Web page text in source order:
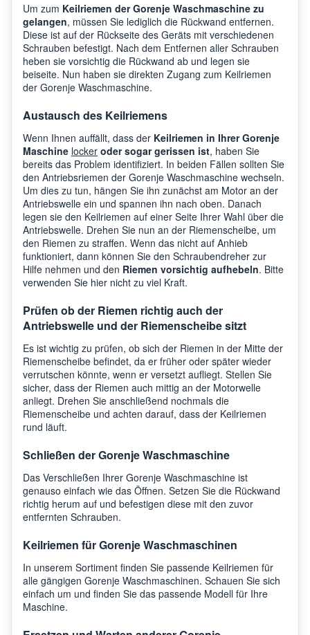
Um zum Keilriemen der Gorenje Waschmaschine zu
gelangen, müssen Sie lediglich die Rückwand entfernen.
Diese ist auf der Rückseite des Geräts mit verschiedenen
Schrauben befestigt. Nach dem Entfernen aller Schrauben
heben sie vorsichtig die Rückwand ab und legen sie
beiseite. Nun haben sie direkten Zugang zum Keilriemen
der Gorenje Waschmaschine.
Austausch des Keilriemens
Wenn Ihnen auffällt, dass der Keilriemen in Ihrer Gorenje
Maschine locker oder sogar gerissen ist, haben Sie
bereits das Problem identifiziert. In beiden Fällen sollten Sie
den Antriebsriemen der Gorenje Waschmaschine wechseln.
Um dies zu tun, hängen Sie ihn zunächst am Motor an der
Antriebswelle ein und spannen ihn nach oben. Danach
legen sie den Keilriemen auf einer Seite Ihrer Wahl über die
Antriebswelle. Drehen Sie nun an der Riemenscheibe, um
den Riemen zu straffen. Wenn das nicht auf Anhieb
funktioniert, dann können Sie den Schraubendreher zur
Hilfe nehmen und den Riemen vorsichtig aufhebeln. Bitte
verwenden Sie hier nicht zu viel Kraft.
Prüfen ob der Riemen richtig auch der
Antriebswelle und der Riemenscheibe sitzt
Es ist wichtig zu prüfen, ob sich der Riemen in der Mitte der
Riemenscheibe befindet, da er früher oder später wieder
verrutschen könnte, wenn er versetzt aufliegt. Stellen Sie
sicher, dass der Riemen auch mittig an der Motorwelle
anliegt. Drehen Sie anschließend nochmals die
Riemenscheibe und achten darauf, dass der Keilriemen
rund läuft.
Schließen der Gorenje Waschmaschine
Das Verschließen Ihrer Gorenje Waschmaschine ist
genauso einfach wie das Öffnen. Setzen Sie die Rückwand
richtig herum auf und befestigen diese mit den zuvor
entfernten Schrauben.
Keilriemen für Gorenje Waschmaschinen
In unserem Sortiment finden Sie passende Keilriemen für
alle gängigen Gorenje Waschmaschinen. Schauen Sie sich
einfach um und finden Sie das passende Modell für Ihre
Maschine.